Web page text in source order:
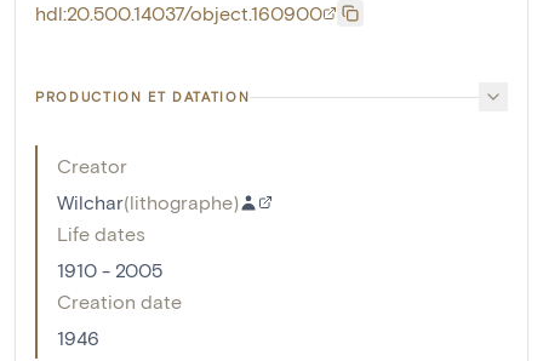
hdl:20.500.14037/object.160900
PRODUCTION ET DATATION
Creator
Wilchar(lithographe)
Life dates
1910 - 2005
Creation date
1946